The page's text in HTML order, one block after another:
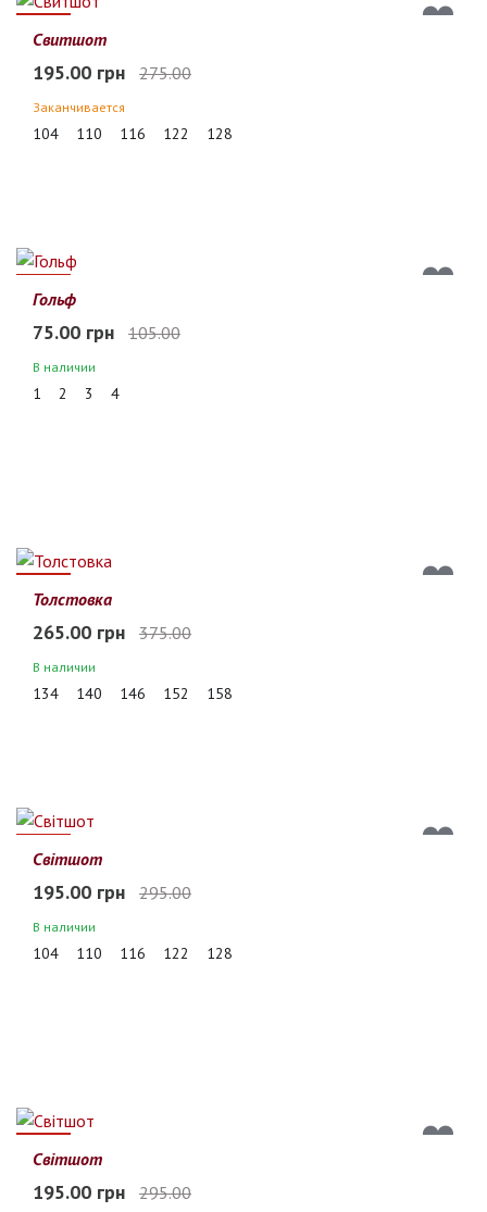
29%
Свитшот
195.00 грн 275.00
Заканчивается
104 110 116 122 128
29%
Гольф
75.00 грн 105.00
В наличии
1 2 3 4
29%
Толстовка
265.00 грн 375.00
В наличии
134 140 146 152 158
34%
Світшот
195.00 грн 295.00
В наличии
104 110 116 122 128
34%
Світшот
195.00 грн 295.00